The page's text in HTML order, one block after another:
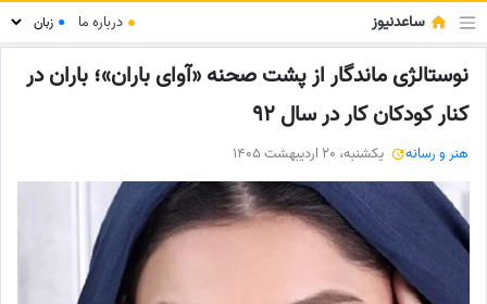
ساعدنیوز ● درباره ما ●
نوستالژی ماندگار از پشت صحنه «آوای باران»؛ باران در
کنار کودکان کار در سال 92
هنر و رسانه یکشنبه، 20 اردیبهشت 1405